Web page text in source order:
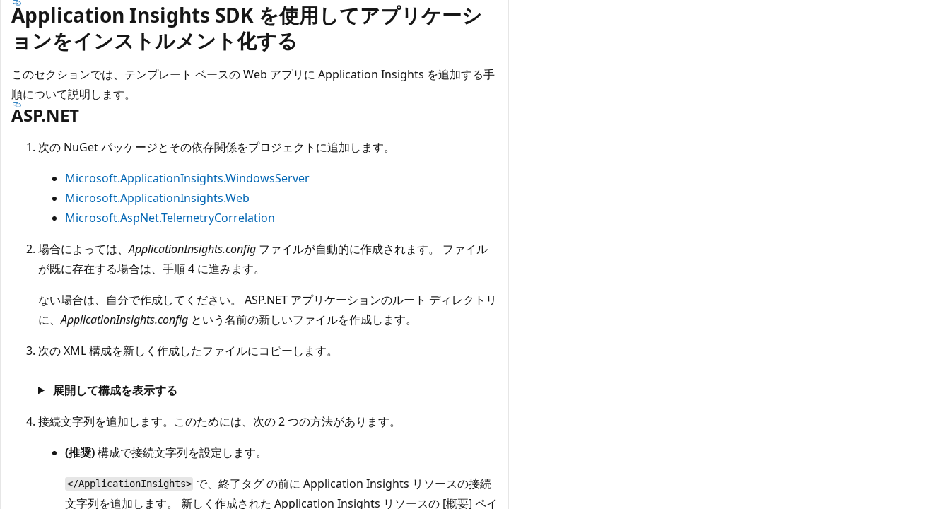
Application Insights SDK を使用してアプリケーシ
ョンをインストルメント化する
このセクションでは、テンプレート ベースの Web アプリに Application Insights を追加する手
順について説明します。
ASP.NET
次の NuGet パッケージとその依存関係をプロジェクトに追加します。
Microsoft.ApplicationInsights.WindowsServer
Microsoft.ApplicationInsights.Web
Microsoft.AspNet.TelemetryCorrelation
場合によっては、ApplicationInsights.config ファイルが自動的に作成されます。 ファイル
が既に存在する場合は、手順 4 に進みます。
ない場合は、自分で作成してください。 ASP.NET アプリケーションのルート ディレクトリ
に、ApplicationInsights.config という名前の新しいファイルを作成します。
次の XML 構成を新しく作成したファイルにコピーします。
展開して構成を表示する
接続文字列を追加します。このためには、次の 2 つの方法があります。
(推奨)構成で接続文字列を設定します。
</ApplicationInsights> で、終了タグの前に Application Insights リソースの接続
文字列を追加します。 新しく作成された Application Insights リソースの [概要] ペイ